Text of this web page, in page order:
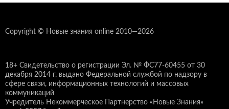
Copyright © Новые знания online 2010—2026
18+ Свидетельство о регистрации Эл. № ФС77-60455 от 30
декабря 2014 г. выдано Федеральной службой по надзору в
сфере связи, информационных технологий и массовых
коммуникаций
Учредитель Некоммерческое Партнерство «Новые Знания»